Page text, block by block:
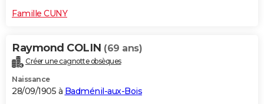
Famille CUNY
Raymond COLIN (69 ans)
Créer une cagnotte obsèques
Naissance
28/09/1905 à Badménil-aux-Bois